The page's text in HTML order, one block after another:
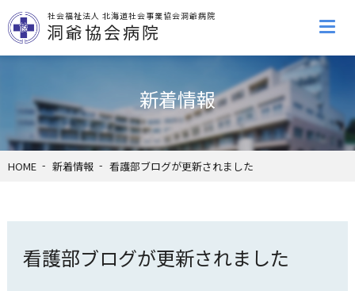
社会福祉法人 北海道社会事業協会洞爺病院
洞爺協会病院
新着情報
HOME 新着情報 看護部ブログが更新されました
看護部ブログが更新されました